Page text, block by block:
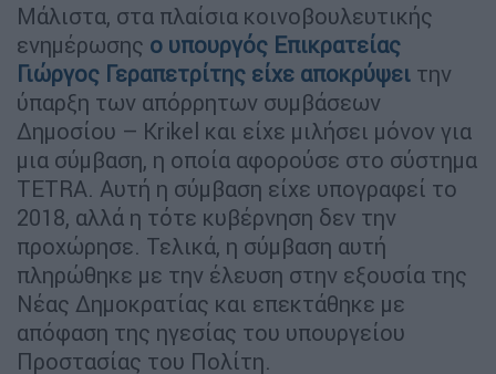
Μάλιστα, στα πλαίσια κοινοβουλευτικής
ενημέρωσης ο υπουργός Επικρατείας
Γιώργος Γεραπετρίτης είχε αποκρύψει την
ύπαρξη των απόρρητων συμβάσεων
Δημοσίου – Krikel και είχε μιλήσει μόνον για
μια σύμβαση, η οποία αφορούσε στο σύστημα
TETRA. Αυτή η σύμβαση είχε υπογραφεί το
2018, αλλά η τότε κυβέρνηση δεν την
προχώρησε. Τελικά, η σύμβαση αυτή
πληρώθηκε με την έλευση στην εξουσία της
Νέας Δημοκρατίας και επεκτάθηκε με
απόφαση της ηγεσίας του υπουργείου
Προστασίας του Πολίτη.